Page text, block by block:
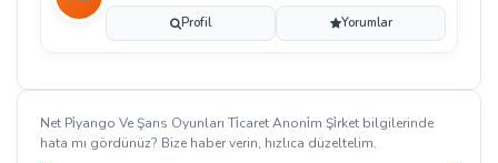
Profil Yorumlar
Net Pi̇yango Ve Şans Oyunları Ti̇caret Anoni̇m Şi̇rket bilgilerinde
hata mı gördünüz? Bize haber verin, hızlıca düzeltelim.